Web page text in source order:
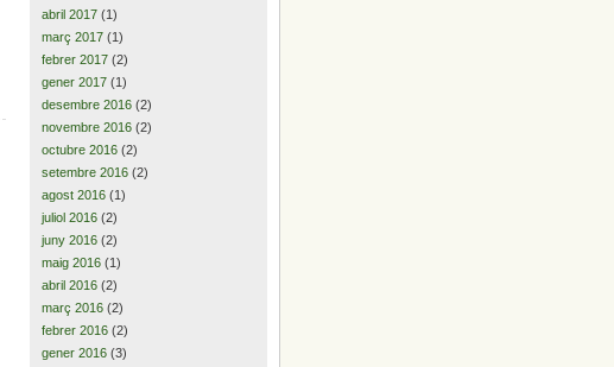
abril 2017 (1)
març 2017 (1)
febrer 2017 (2)
gener 2017 (1)
desembre 2016 (2)
novembre 2016 (2)
octubre 2016 (2)
setembre 2016 (2)
agost 2016 (1)
juliol 2016 (2)
juny 2016 (2)
maig 2016 (1)
abril 2016 (2)
març 2016 (2)
febrer 2016 (2)
gener 2016 (3)